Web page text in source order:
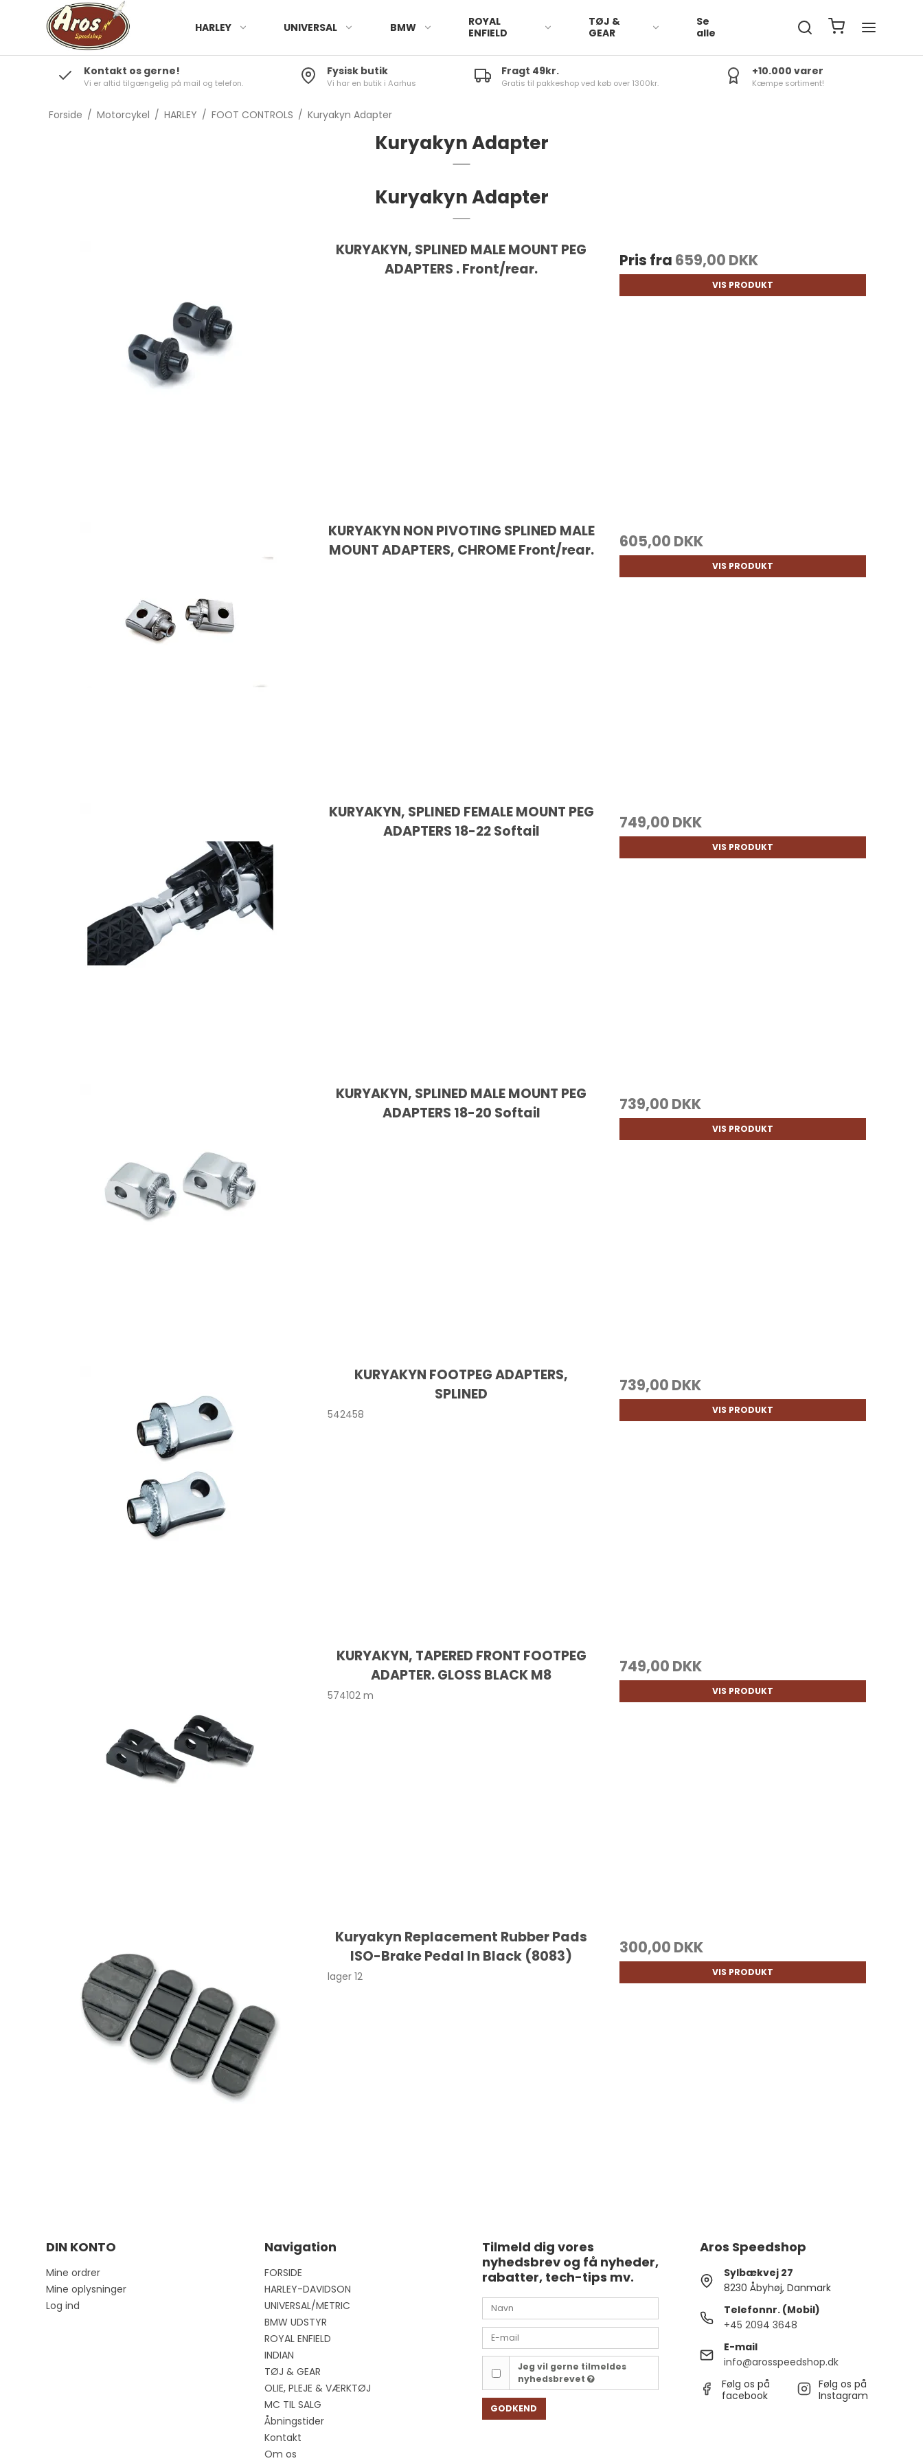
HARLEY UNIVERSAL BMW
ROYAL
ENFIELD
TØJ &
GEAR
Se
alle
Kontakt os gerne!
Vi er altid tilgængelig på mail og telefon.
Fysisk butik
Vi har en butik i Aarhus
Fragt 49kr.
Gratis til pakkeshop ved køb over 1300kr.
+10.000 varer
Kæmpe sortiment!
Forside / Motorcykel / HARLEY / FOOT CONTROLS / Kuryakyn Adapter
Kuryakyn Adapter
Kuryakyn Adapter
KURYAKYN, SPLINED MALE MOUNT PEG
ADAPTERS . Front/rear.
Pris fra 659,00 DKK
VIS PRODUKT
KURYAKYN NON PIVOTING SPLINED MALE
MOUNT ADAPTERS, CHROME Front/rear.
605,00 DKK
VIS PRODUKT
KURYAKYN, SPLINED FEMALE MOUNT PEG
ADAPTERS 18-22 Softail
749,00 DKK
VIS PRODUKT
KURYAKYN, SPLINED MALE MOUNT PEG
ADAPTERS 18-20 Softail
739,00 DKK
VIS PRODUKT
KURYAKYN FOOTPEG ADAPTERS,
SPLINED
542458
739,00 DKK
VIS PRODUKT
KURYAKYN, TAPERED FRONT FOOTPEG
ADAPTER. GLOSS BLACK M8
574102 m
749,00 DKK
VIS PRODUKT
Kuryakyn Replacement Rubber Pads
ISO-Brake Pedal In Black (8083)
lager 12
300,00 DKK
VIS PRODUKT
DIN KONTO
Mine ordrer
Mine oplysninger
Log ind
Navigation
FORSIDE
HARLEY-DAVIDSON
UNIVERSAL/METRIC
BMW UDSTYR
ROYAL ENFIELD
INDIAN
TØJ & GEAR
OLIE, PLEJE & VÆRKTØJ
MC TIL SALG
Åbningstider
Kontakt
Om os
Tilmeld dig vores
nyhedsbrev og få nyheder,
rabatter, tech-tips mv.
Jeg vil gerne tilmeldes
nyhedsbrevet
GODKEND
Aros Speedshop
Sylbækvej 27
8230 Åbyhøj, Danmark
Telefonnr. (Mobil)
+45 2094 3648
E-mail
info@arosspeedshop.dk
Følg os på
facebook
Følg os på
Instagram